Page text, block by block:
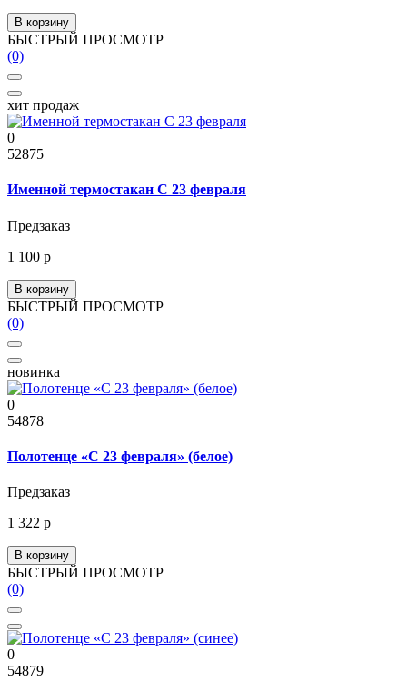
В корзину
БЫСТРЫЙ ПРОСМОТР
(0)
хит продаж
0
52875
Именной термостакан C 23 февраля
Предзаказ
1 100 р
В корзину
БЫСТРЫЙ ПРОСМОТР
(0)
новинка
0
54878
Полотенце «С 23 февраля» (белое)
Предзаказ
1 322 р
В корзину
БЫСТРЫЙ ПРОСМОТР
(0)
0
54879